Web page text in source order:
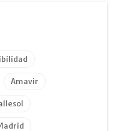
Amavir